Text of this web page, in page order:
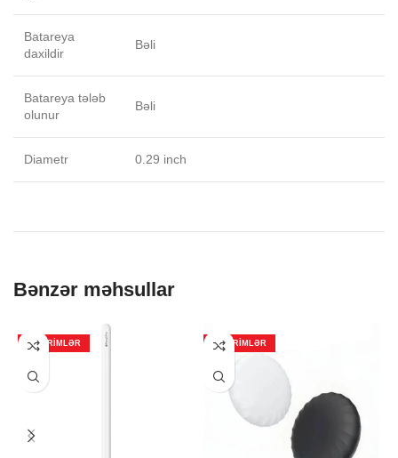
Batareya
daxildir
Bəli
Batareya tələb
olunur
Bəli
Diametr 0.29 inch
Bənzər məhsullar
ENDIRIMLƏR ENDIRIMLƏR